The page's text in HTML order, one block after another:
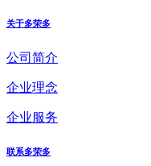
关于多荣多
公司简介
企业理念
企业服务
联系多荣多